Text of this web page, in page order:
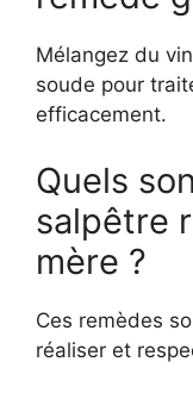
Mélangez du
soude pour
efficacement.
Quels
salpêtre
mère ?
Ces remèdes
réaliser et